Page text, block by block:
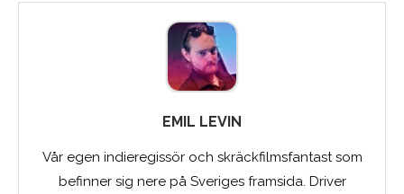
EMIL LEVIN
Vår egen indieregissör och skräckfilmsfantast som
befinner sig nere på Sveriges framsida. Driver